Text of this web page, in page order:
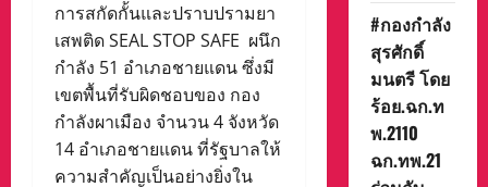
การสกัดกั้นและปราบปรามยา
เสพติด SEAL STOP SAFE ผนึก
กำลัง 51 อำเภอชายแดน ซึ่งมี
เขตพื้นที่รับผิดชอบของ กอง
กำลังผาเมือง จำนวน 4 จังหวัด
14 อำเภอชายแดน ที่รัฐบาลให้
ความสำคัญเป็นอย่างยิ่งใน
#กองกำลัง
สุรศักดิ์
มนตรี โดย
ร้อย.ฉก.ท
พ.2110
ฉก.ทพ.21